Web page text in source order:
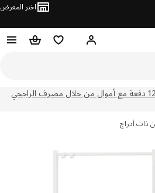
اختر المعرض
مرحبًا! سجل الدخول
قائمة المفضلةسلة التسوق
بدون فوائد %0 حتى 12 دفعة مع أموال من خلال مصرف الراجحي
أدراج